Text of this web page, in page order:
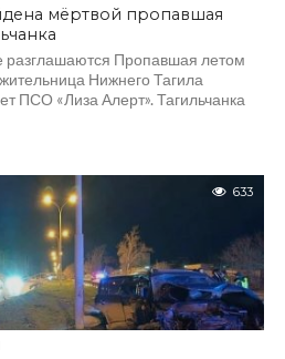
мёртвой пропавшая
разглашаются Пропавшая летом
Нижнего Тагила
ПСО «Лиза Алерт». Тагильчанка
633